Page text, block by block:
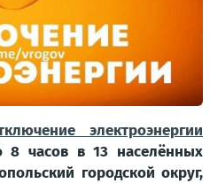
электроэнергии
8 часов в 13 населённых
городской округ,